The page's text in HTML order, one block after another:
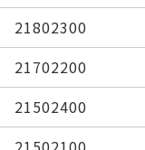
21802300
21702200
21502400